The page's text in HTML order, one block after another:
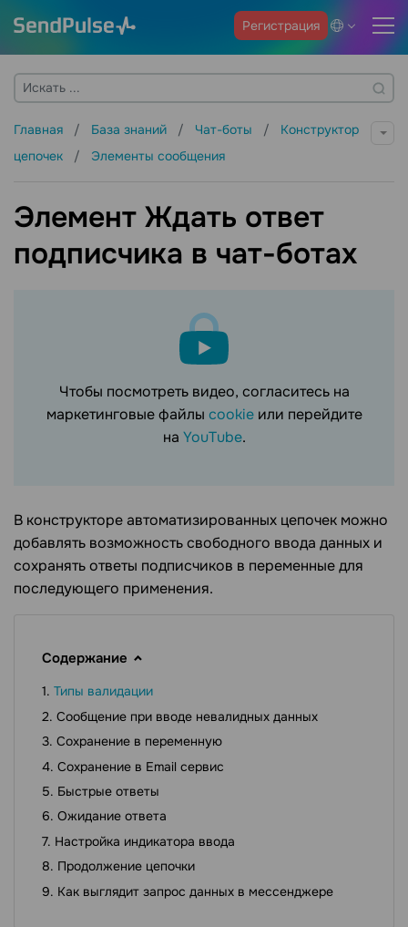
Регистрация
Главная База знаний Чат-боты
Конструктор
цепочек
Элементы сообщения
Элемент Ждать ответ
подписчика в чат-ботах
Чтобы посмотреть видео, согласитесь на
маркетинговые файлы cookie или перейдите
на YouTube.
В конструкторе автоматизированных цепочек можно
добавлять возможность свободного ввода данных и
сохранять ответы подписчиков в переменные для
последующего применения.
Содержание
Типы валидации
Сообщение при вводе невалидных данных
Сохранение в переменную
Сохранение в Email сервис
Быстрые ответы
Ожидание ответа
Настройка индикатора ввода
Продолжение цепочки
Как выглядит запрос данных в мессенджере